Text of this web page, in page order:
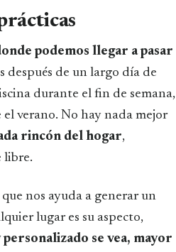
podemos llegar a pasar
después de un largo día de
durante el fin de semana,
verano. No hay nada mejor
rincón del hogar,
libre.
nos ayuda a generar un
lugar es su aspecto,
se vea, mayor